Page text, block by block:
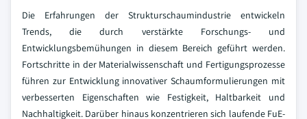
Die Erfahrungen der Strukturschaumindustrie entwickeln
Trends, die durch verstärkte Forschungs- und
Entwicklungsbemühungen in diesem Bereich geführt werden.
Fortschritte in der Materialwissenschaft und Fertigungsprozesse
führen zur Entwicklung innovativer Schaumformulierungen mit
verbesserten Eigenschaften wie Festigkeit, Haltbarkeit und
Nachhaltigkeit. Darüber hinaus konzentrieren sich laufende FuE-